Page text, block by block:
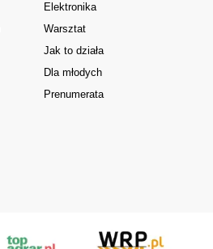
Elektronika
Warsztat
Jak to działa
Dla młodych
Prenumerata